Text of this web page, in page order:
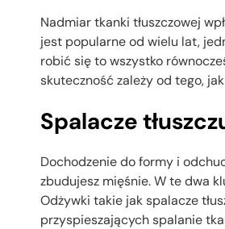
Nadmiar tkanki tłuszczowej
jest popularne od wielu lat,
robić się to wszystko
skuteczność zależy od tego,
Spalacze
Dochodzenie do formy i
zbudujesz mięśnie. W te dwa
Odżywki takie jak spalacze
przyspieszających spalanie